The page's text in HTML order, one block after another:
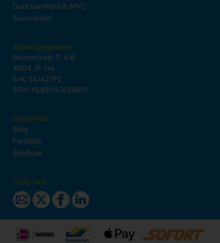
Duurzaamheid & MVO
Keurmerken
Adresgegevens
Morsestraat 11 A-B
4004 JP Tiel
KvK: 54142792
BTW: NL851187638B01
Inspiratie
Blog
Portfolio
Brochure
Volg ons